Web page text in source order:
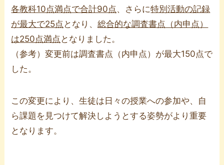
各教科10点満点で合計90点、さらに特別活動の記録
が最大で25点 となり、総合的な調査書点（内申点）
は250点満点 となりました。
（参考）変更前は調査書点（内申点）が最大150点で
した。
この変更により、生徒は日々の授業への参加や、自
ら課題を見つけて解決しようとする姿勢がより重要
となります。